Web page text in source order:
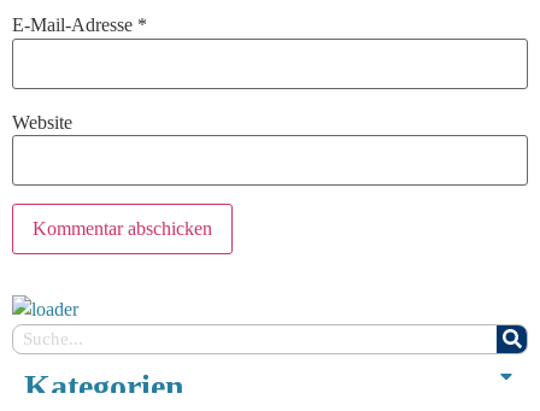
E-Mail-Adresse *
Website
Kategorien